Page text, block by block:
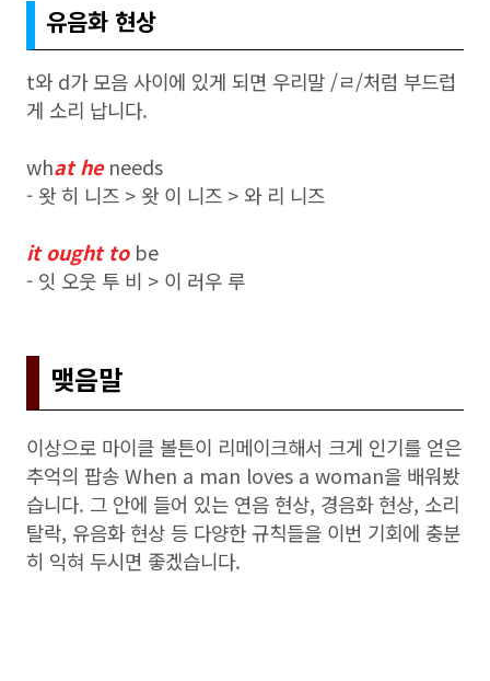
유음화 현상
t와 d가 모음 사이에 있게 되면 우리말 /ㄹ/처럼 부드럽
게 소리 납니다.
what heneeds
- 왓 히 니즈 > 왓 이 니즈 > 와 리 니즈
it ought tobe
- 잇 오웃 투 비 > 이 러우 루
맺음말
이상으로 마이클 볼튼이 리메이크해서 크게 인기를 얻은
추억의 팝송 When a man loves a woman을 배워봤
습니다. 그 안에 들어 있는 연음 현상, 경음화 현상, 소리
탈락, 유음화 현상 등 다양한 규칙들을 이번 기회에 충분
히 익혀 두시면 좋겠습니다.